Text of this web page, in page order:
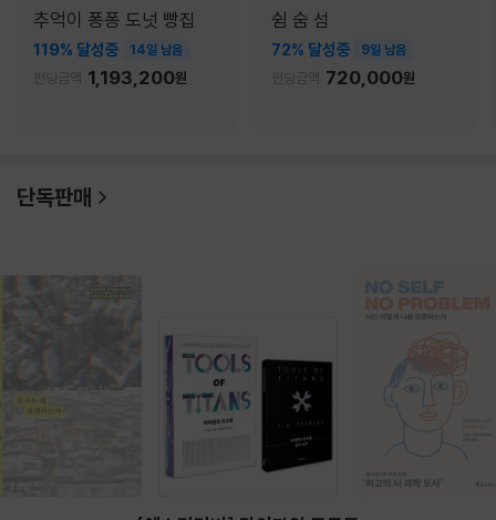
추억이 퐁퐁 도넛 빵집
119% 달성중 14일 남음
펀딩금액 1,193,200원
쉼 숨 섬
72% 달성중 9일 남음
펀딩금액 720,000원
단독판매